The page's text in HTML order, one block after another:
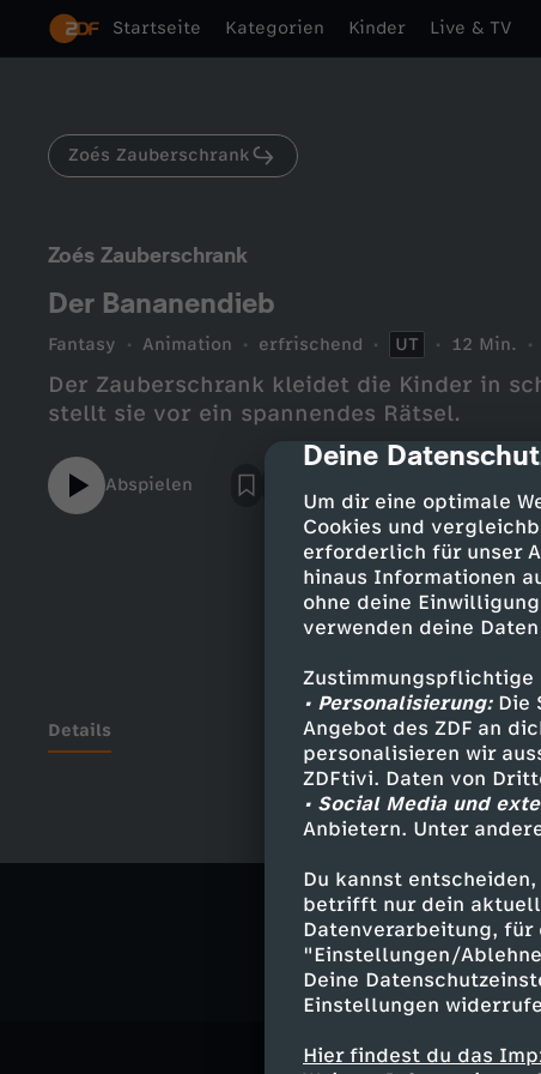
cmp-dialog-
Deine
Um dir eine optimale
Cookies und
erforderlich für unser
hinaus Informationen
ohne deine
verwenden deine
Zustimmungspflichtige
• Personalisierung:Die
Angebot des ZDF an
personalisieren wir
ZDFtivi. Daten von
• Social Media und
Anbietern. Unter
Du kannst
betrifft nur dein aktuell
Datenverarbeitung, für
"Einstellungen/
Deine
Einstellungen
Hier findest du das
Startseite Kategorien Kinder Live & TV
Zoés Zauberschrank
Zoés Zauberschrank
Der Bananendieb
Fantasy Animation erfrischend UT 12 Min.
Der Zauberschrank kleidet die Kinder in
stellt sie vor ein spannendes Rätsel.
Abspielen
Details
Ähnliche
Fantasy